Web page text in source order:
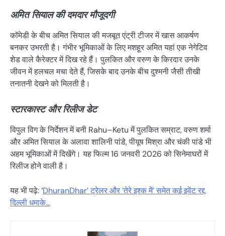
अमित सियाल की दमदार मौजूदगी
कॉमेडी के बीच अमित सियाल की मजबूत एंट्री टीजर में खास आकर्षण
बनकर उभरती है। गंभीर भूमिकाओं के लिए मशहूर अमित यहां एक नेगेटिव
शेड वाले कैरेक्टर में दिख रहे हैं। पुलकित और वरुण के किरदार उनके
जीवन में हलचल मचा देते हैं, जिसके बाद उनके बीच दुश्मनी जैसी तीखी
तनातनी देखने को मिलती है।
स्टारकास्ट और रिलीज डेट
विपुल विग के निर्देशन में बनी Rahu–Ketu में पुलकित सम्राट, वरुण शर्मा
और अमित सियाल के अलावा शालिनी पांडे, पीयूष मिश्रा और चंकी पांडे भी
अहम भूमिकाओं में दिखेंगे। यह फिल्म 16 जनवरी 2026 को सिनेमाघरों में
रिलीज होने वाली है।
यह भी पढ़े: ‘DhuranDhar’ ट्रेलर और ‘तेरे इश्क में’ समेत कई इवेंट रद्द,
दिल्ली धमाके…